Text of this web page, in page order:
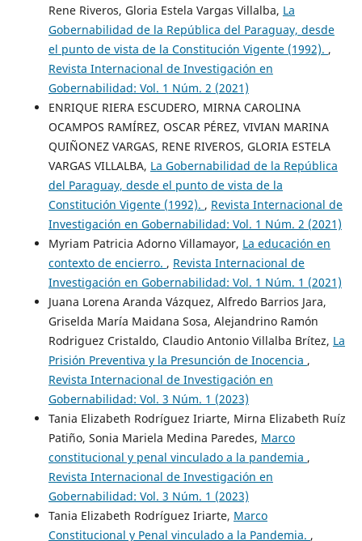
Rene Riveros, Gloria Estela Vargas Villalba, La
Gobernabilidad de la República del Paraguay, desde
el punto de vista de la Constitución Vigente (1992). ,
Revista Internacional de Investigación en
Gobernabilidad: Vol. 1 Núm. 2 (2021)
ENRIQUE RIERA ESCUDERO, MIRNA CAROLINA
OCAMPOS RAMÍREZ, OSCAR PÉREZ, VIVIAN MARINA
QUIÑONEZ VARGAS, RENE RIVEROS, GLORIA ESTELA
VARGAS VILLALBA, La Gobernabilidad de la República
del Paraguay, desde el punto de vista de la
Constitución Vigente (1992). , Revista Internacional de
Investigación en Gobernabilidad: Vol. 1 Núm. 2 (2021)
Myriam Patricia Adorno Villamayor, La educación en
contexto de encierro. , Revista Internacional de
Investigación en Gobernabilidad: Vol. 1 Núm. 1 (2021)
Juana Lorena Aranda Vázquez, Alfredo Barrios Jara,
Griselda María Maidana Sosa, Alejandrino Ramón
Rodriguez Cristaldo, Claudio Antonio Villalba Brítez, La
Prisión Preventiva y la Presunción de Inocencia ,
Revista Internacional de Investigación en
Gobernabilidad: Vol. 3 Núm. 1 (2023)
Tania Elizabeth Rodríguez Iriarte, Mirna Elizabeth Ruíz
Patiño, Sonia Mariela Medina Paredes, Marco
constitucional y penal vinculado a la pandemia ,
Revista Internacional de Investigación en
Gobernabilidad: Vol. 3 Núm. 1 (2023)
Tania Elizabeth Rodríguez Iriarte, Marco
Constitucional y Penal vinculado a la Pandemia. ,